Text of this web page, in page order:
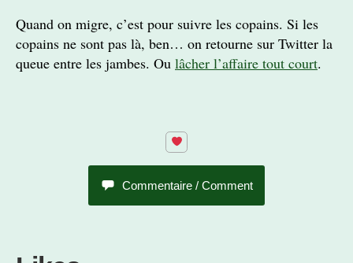
Quand on migre, c’est pour suivre les copains. Si les
copains ne sont pas là, ben… on retourne sur Twitter la
queue entre les jambes. Ou lâcher l’affaire tout court.
Commentaire / Comment